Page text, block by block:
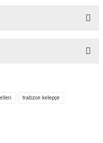
siz yapın!trabzon kelepçe